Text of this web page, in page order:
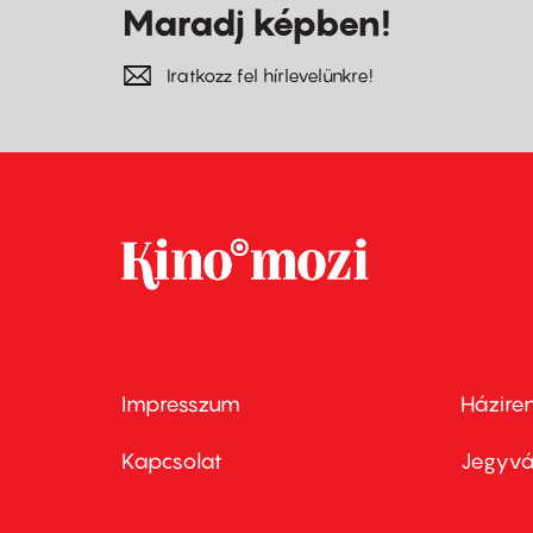
Maradj képben!
Iratkozz fel hírlevelünkre!
Footer
menu
Impresszum
Kapcsolat